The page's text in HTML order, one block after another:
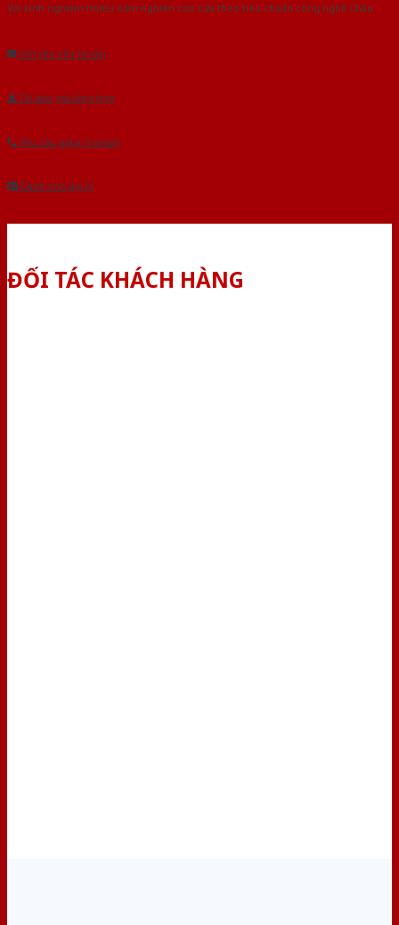
Với kinh nghiệm nhiêu năm nghiên cứu cửa theo tiêu chuẩn công nghệ Châu
Âu.Chúng tôi tự tin là nhà sản xuất & cung cấp hàng đầu tại Việt Nam!
Gửi yêu cầu tư vấn
Tải báo giá tổng hợp
Yêu cầu gọi lại (3 phút)
Dành cho đại lý
ĐỐI TÁC KHÁCH HÀNG